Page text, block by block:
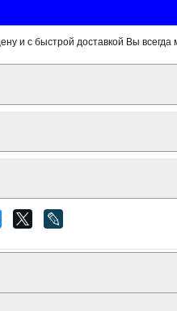
и с быстрой доставкой Вы всегда